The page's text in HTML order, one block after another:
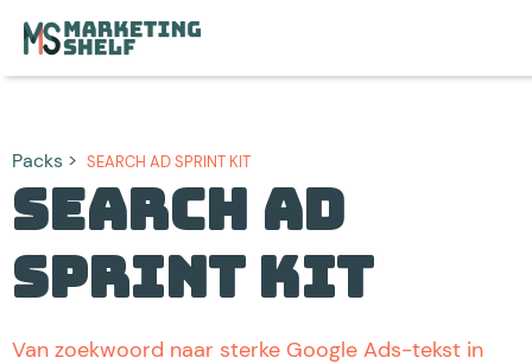
Packs > SEARCH AD SPRINT KIT
Search Ad
Sprint Kit
Van zoekwoord naar sterke Google Ads-tekst in